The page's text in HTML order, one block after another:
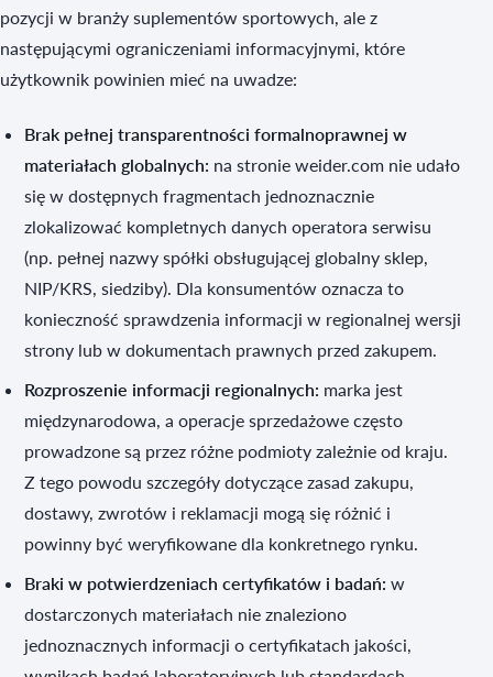
pozycji w branży suplementów sportowych, ale z
następującymi ograniczeniami informacyjnymi, które
użytkownik powinien mieć na uwadze:
Brak pełnej transparentności formalnoprawnej w
materiałach globalnych: na stronie weider.com nie udało
się w dostępnych fragmentach jednoznacznie
zlokalizować kompletnych danych operatora serwisu
(np. pełnej nazwy spółki obsługującej globalny sklep,
NIP/KRS, siedziby). Dla konsumentów oznacza to
konieczność sprawdzenia informacji w regionalnej wersji
strony lub w dokumentach prawnych przed zakupem.
Rozproszenie informacji regionalnych: marka jest
międzynarodowa, a operacje sprzedażowe często
prowadzone są przez różne podmioty zależnie od kraju.
Z tego powodu szczegóły dotyczące zasad zakupu,
dostawy, zwrotów i reklamacji mogą się różnić i
powinny być weryfikowane dla konkretnego rynku.
Braki w potwierdzeniach certyfikatów i badań: w
dostarczonych materiałach nie znaleziono
jednoznacznych informacji o certyfikatach jakości,